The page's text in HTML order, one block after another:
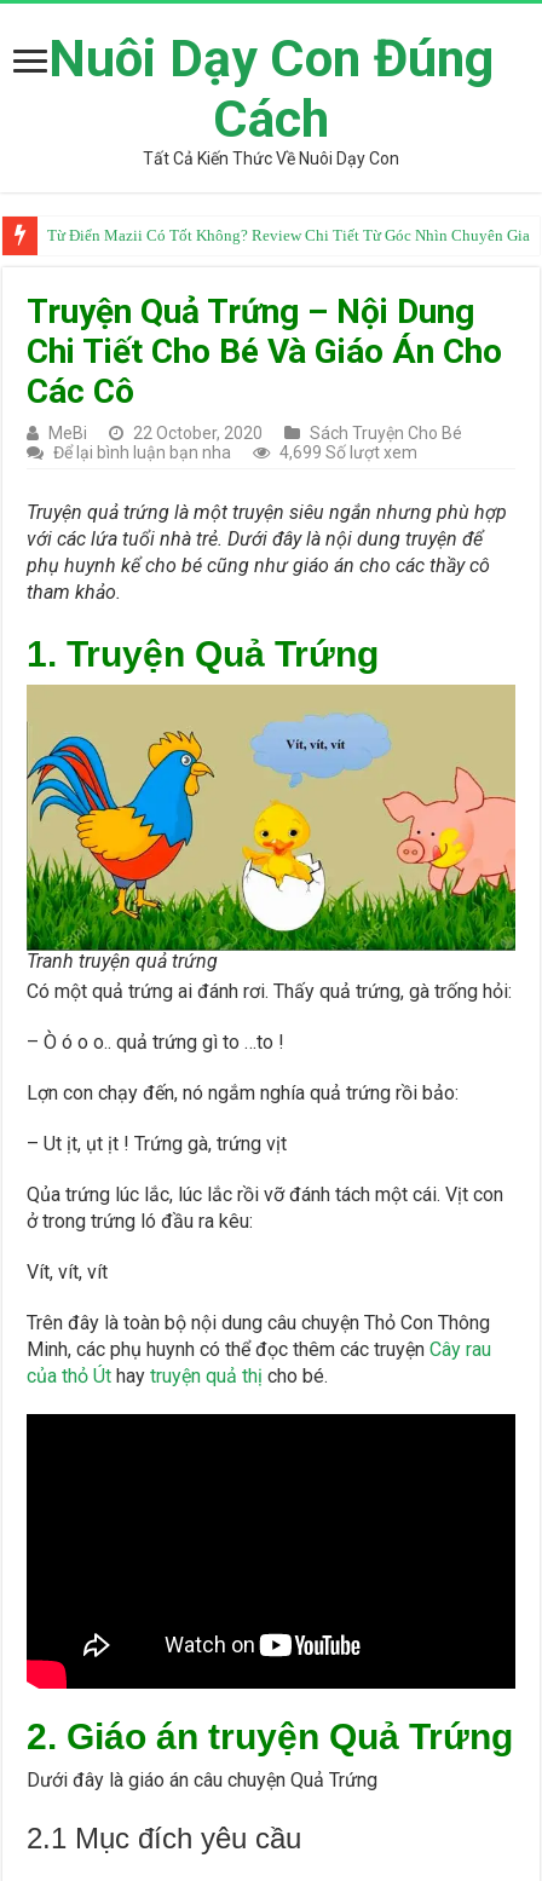
Nuôi Dạy Con Đúng
Cách
Tất Cả Kiến Thức Về Nuôi Dạy Con
Từ Điển Mazii Có Tốt Không? Review Chi Tiết Từ Góc Nhìn Chuyên Gia
Truyện Quả Trứng – Nội Dung
Chi Tiết Cho Bé Và Giáo Án Cho
Các Cô
MeBi 22 October, 2020
Sách Truyện Cho Bé
Để lại bình luận bạn nha
4,699 Số lượt xem
Truyện quả trứng là một truyện siêu ngắn nhưng phù hợp
với các lứa tuổi nhà trẻ. Dưới đây là nội dung truyện để
phụ huynh kể cho bé cũng như giáo án cho các thầy cô
tham khảo.
1. Truyện Quả Trứng
Tranh truyện quả trứng
Có một quả trứng ai đánh rơi. Thấy quả trứng, gà trống hỏi:
– Ò ó o o.. quả trứng gì to …to !
Lợn con chạy đến, nó ngắm nghía quả trứng rồi bảo:
– Ut ịt, ụt ịt ! Trứng gà, trứng vịt
Qủa trứng lúc lắc, lúc lắc rồi vỡ đánh tách một cái. Vịt con
ở trong trứng ló đầu ra kêu:
Vít, vít, vít
Trên đây là toàn bộ nội dung câu chuyện Thỏ Con Thông
Minh, các phụ huynh có thể đọc thêm các truyệnCây rau
của thỏ Út haytruyện quả thị cho bé.
2. Giáo án truyện Quả Trứng
Dưới đây là giáo án câu chuyện Quả Trứng
2.1 Mục đích yêu cầu